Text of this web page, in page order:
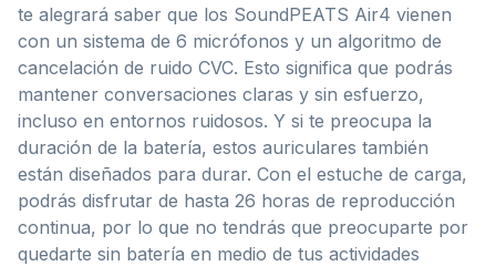
te alegrará saber que los SoundPEATS Air4 vienen
con un sistema de 6 micrófonos y un algoritmo de
cancelación de ruido CVC. Esto significa que podrás
mantener conversaciones claras y sin esfuerzo,
incluso en entornos ruidosos. Y si te preocupa la
duración de la batería, estos auriculares también
están diseñados para durar. Con el estuche de carga,
podrás disfrutar de hasta 26 horas de reproducción
continua, por lo que no tendrás que preocuparte por
quedarte sin batería en medio de tus actividades